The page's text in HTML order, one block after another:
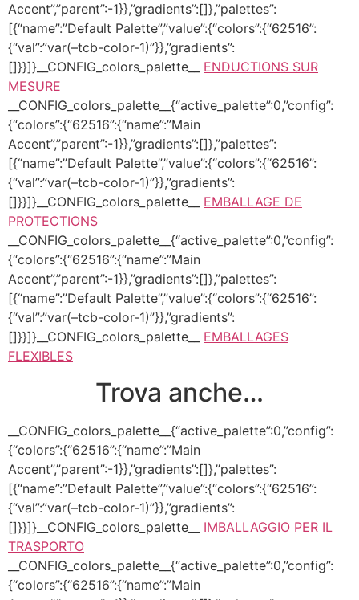
Accent”,”parent”:-1}},”gradients”:[]},”palettes”:
[{“name”:”Default Palette”,”value”:{“colors”:{“62516”:
{“val”:”var(–tcb-color-1)”}},”gradients”:
[]}}]}__CONFIG_colors_palette__ ENDUCTIONS SUR
MESURE
__CONFIG_colors_palette__{“active_palette”:0,”config”:
{“colors”:{“62516”:{“name”:”Main
Accent”,”parent”:-1}},”gradients”:[]},”palettes”:
[{“name”:”Default Palette”,”value”:{“colors”:{“62516”:
{“val”:”var(–tcb-color-1)”}},”gradients”:
[]}}]}__CONFIG_colors_palette__ EMBALLAGE DE
PROTECTIONS
__CONFIG_colors_palette__{“active_palette”:0,”config”:
{“colors”:{“62516”:{“name”:”Main
Accent”,”parent”:-1}},”gradients”:[]},”palettes”:
[{“name”:”Default Palette”,”value”:{“colors”:{“62516”:
{“val”:”var(–tcb-color-1)”}},”gradients”:
[]}}]}__CONFIG_colors_palette__ EMBALLAGES
FLEXIBLES
Trova anche…
__CONFIG_colors_palette__{“active_palette”:0,”config”:
{“colors”:{“62516”:{“name”:”Main
Accent”,”parent”:-1}},”gradients”:[]},”palettes”:
[{“name”:”Default Palette”,”value”:{“colors”:{“62516”:
{“val”:”var(–tcb-color-1)”}},”gradients”:
[]}}]}__CONFIG_colors_palette__ IMBALLAGGIO PER IL
TRASPORTO
__CONFIG_colors_palette__{“active_palette”:0,”config”:
{“colors”:{“62516”:{“name”:”Main